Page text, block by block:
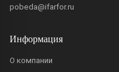
pobeda@ifarfor.ru
Информация
О компании